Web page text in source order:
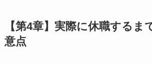
【第4章】実際に休職するま
意点